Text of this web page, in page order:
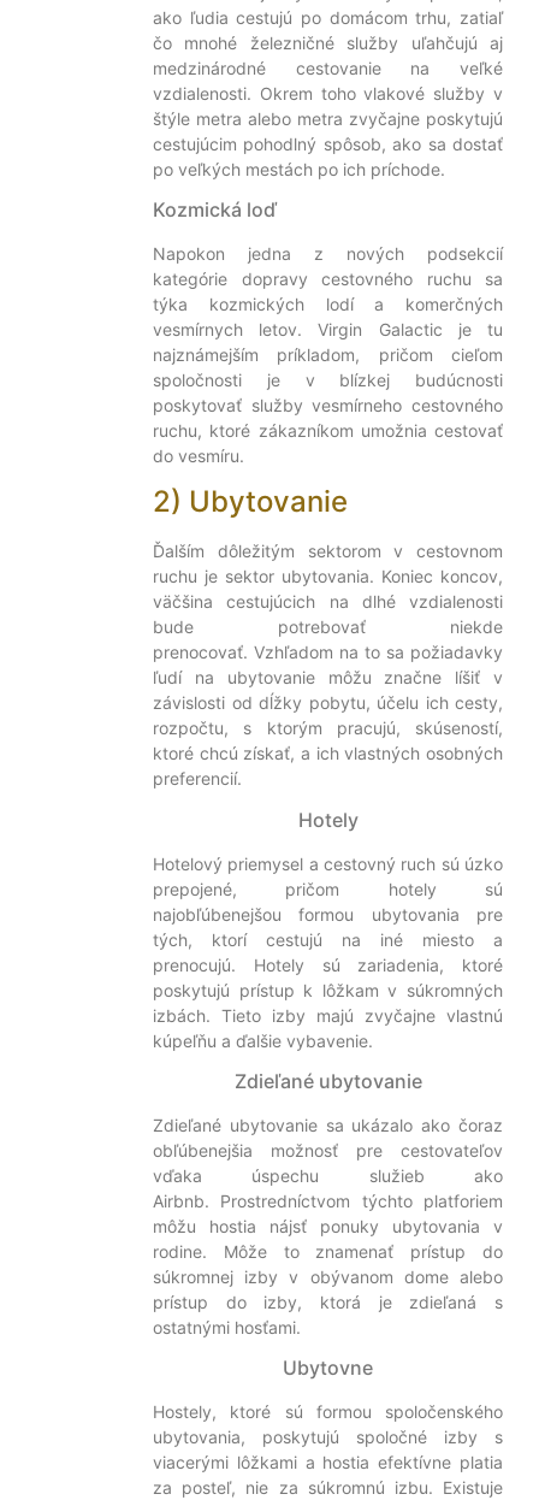
ako ľudia cestujú po domácom trhu, zatiaľ
čo mnohé železničné služby uľahčujú aj
medzinárodné cestovanie na veľké
vzdialenosti. Okrem toho vlakové služby v
štýle metra alebo metra zvyčajne poskytujú
cestujúcim pohodlný spôsob, ako sa dostať
po veľkých mestách po ich príchode.
Kozmická loď
Napokon jedna z nových podsekcií
kategórie dopravy cestovného ruchu sa
týka kozmických lodí a komerčných
vesmírnych letov. Virgin Galactic je tu
najznámejším príkladom, pričom cieľom
spoločnosti je v blízkej budúcnosti
poskytovať služby vesmírneho cestovného
ruchu, ktoré zákazníkom umožnia cestovať
do vesmíru.
2) Ubytovanie
Ďalším dôležitým sektorom v cestovnom
ruchu je sektor ubytovania. Koniec koncov,
väčšina cestujúcich na dlhé vzdialenosti
bude potrebovať niekde
prenocovať. Vzhľadom na to sa požiadavky
ľudí na ubytovanie môžu značne líšiť v
závislosti od dĺžky pobytu, účelu ich cesty,
rozpočtu, s ktorým pracujú, skúseností,
ktoré chcú získať, a ich vlastných osobných
preferencií.
Hotely
Hotelový priemysel a cestovný ruch sú úzko
prepojené, pričom hotely sú
najobľúbenejšou formou ubytovania pre
tých, ktorí cestujú na iné miesto a
prenocujú. Hotely sú zariadenia, ktoré
poskytujú prístup k lôžkam v súkromných
izbách. Tieto izby majú zvyčajne vlastnú
kúpeľňu a ďalšie vybavenie.
Zdieľané ubytovanie
Zdieľané ubytovanie sa ukázalo ako čoraz
obľúbenejšia možnosť pre cestovateľov
vďaka úspechu služieb ako
Airbnb. Prostredníctvom týchto platforiem
môžu hostia nájsť ponuky ubytovania v
rodine. Môže to znamenať prístup do
súkromnej izby v obývanom dome alebo
prístup do izby, ktorá je zdieľaná s
ostatnými hosťami.
Ubytovne
Hostely, ktoré sú formou spoločenského
ubytovania, poskytujú spoločné izby s
viacerými lôžkami a hostia efektívne platia
za posteľ, nie za súkromnú izbu. Existuje